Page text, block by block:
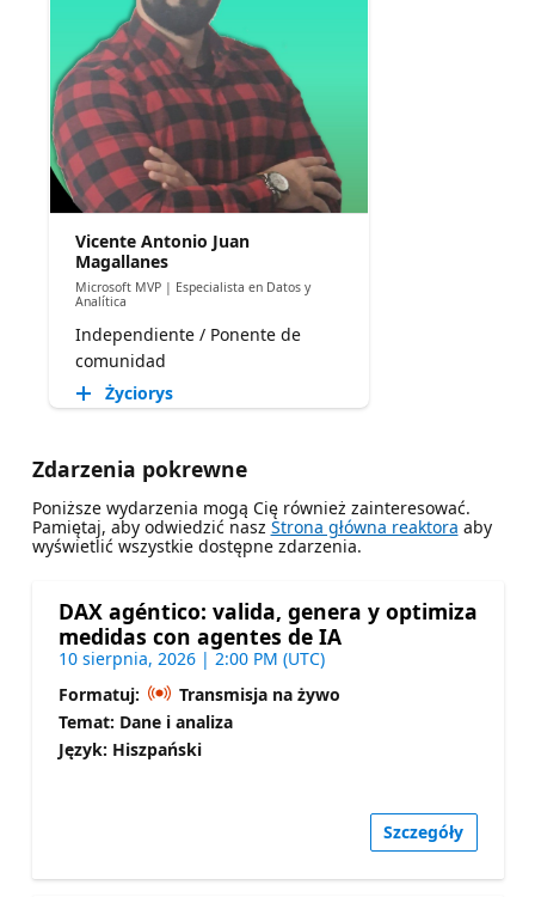
Vicente Antonio Juan
Magallanes
Microsoft MVP | Especialista en Datos y
Analítica
Independiente / Ponente de
comunidad
Życiorys
Zdarzenia pokrewne
Poniższe wydarzenia mogą Cię również zainteresować.
Pamiętaj, aby odwiedzić nasz Strona główna reaktora aby
wyświetlić wszystkie dostępne zdarzenia.
DAX agéntico: valida, genera y optimiza
medidas con agentes de IA
10 sierpnia, 2026 | 2:00 PM (UTC)
Formatuj:
Transmisja na żywo
Temat: Dane i analiza
Język: Hiszpański
Szczegóły